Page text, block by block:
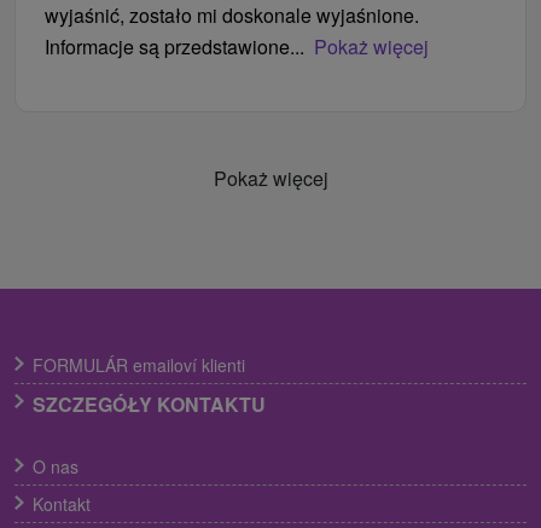
wyjaśnić, zostało mi doskonale wyjaśnione.
Informacje są przedstawione... Pokaż więcej
Pokaż więcej
FORMULÁR emailoví klienti
SZCZEGÓŁY KONTAKTU
O nas
Kontakt